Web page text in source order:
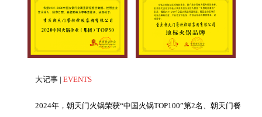
大记事 | EVENTS
2024年，朝天门火锅荣获“中国火锅TOP100”第2名、朝天门餐